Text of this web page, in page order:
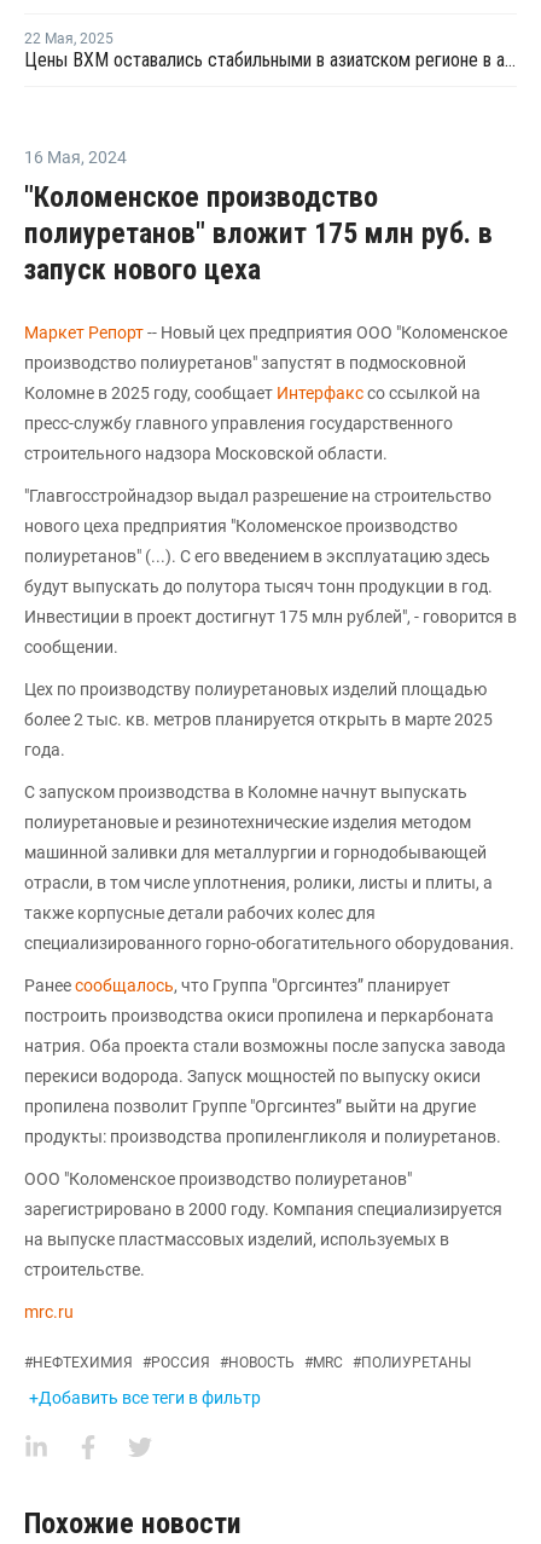
22 Мая, 2025
Цены ВХМ оставались стабильными в азиатском регионе в апреле
16 Мая, 2024
"Коломенское производство
полиуретанов" вложит 175 млн руб. в
запуск нового цеха
Маркет Репорт-- Новый цех предприятия ООО "Коломенское
производство полиуретанов" запустят в подмосковной
Коломне в 2025 году, сообщает Интерфакссо ссылкой на
пресс-службу главного управления государственного
строительного надзора Московской области.
"Главгосстройнадзор выдал разрешение на строительство
нового цеха предприятия "Коломенское производство
полиуретанов" (...). С его введением в эксплуатацию здесь
будут выпускать до полутора тысяч тонн продукции в год.
Инвестиции в проект достигнут 175 млн рублей", - говорится в
сообщении.
Цех по производству полиуретановых изделий площадью
более 2 тыс. кв. метров планируется открыть в марте 2025
года.
С запуском производства в Коломне начнут выпускать
полиуретановые и резинотехнические изделия методом
машинной заливки для металлургии и горнодобывающей
отрасли, в том числе уплотнения, ролики, листы и плиты, а
также корпусные детали рабочих колес для
специализированного горно-обогатительного оборудования.
Ранеесообщалось, что Группа "Оргсинтез” планирует
построить производства окиси пропилена и перкарбоната
натрия. Оба проекта стали возможны после запуска завода
перекиси водорода. Запуск мощностей по выпуску окиси
пропилена позволит Группе "Оргсинтез” выйти на другие
продукты: производства пропиленгликоля и полиуретанов.
ООО "Коломенское производство полиуретанов"
зарегистрировано в 2000 году. Компания специализируется
на выпуске пластмассовых изделий, используемых в
строительстве.
mrc.ru
#НЕФТЕХИМИЯ #РОССИЯ #НОВОСТЬ #MRC #ПОЛИУРЕТАНЫ
+Добавить все теги в фильтр
Похожие новости